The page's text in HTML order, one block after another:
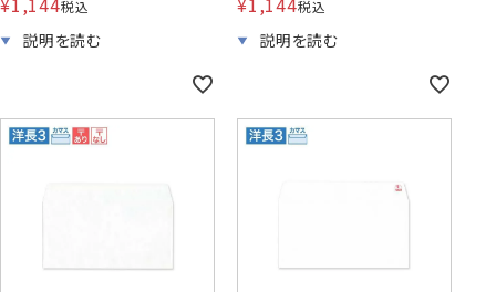
税込 税込